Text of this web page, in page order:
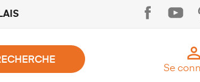

Se